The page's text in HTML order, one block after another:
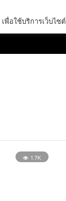
1.7K
เพื่อใช้บริการเว็บไซต์